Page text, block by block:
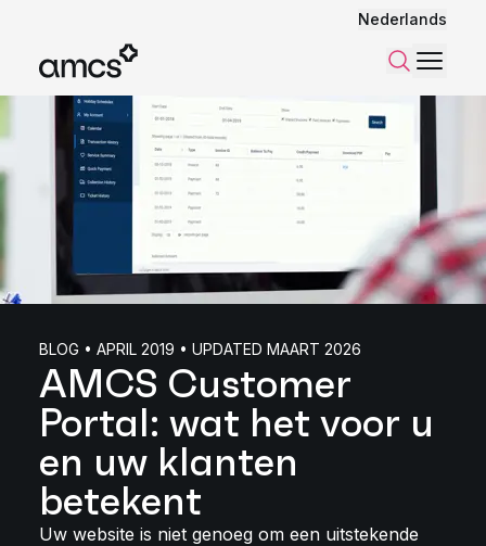
Nederlands
ZoekenMenu
BLOG • APRIL 2019 • UPDATED MAART 2026
AMCS Customer
Portal: wat het voor u
en uw klanten
betekent
Uw website is niet genoeg om een uitstekende